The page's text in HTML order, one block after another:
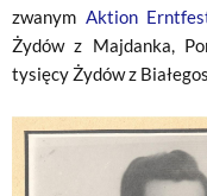
zwanym Aktion
Żydów z Majdanka,
tysięcy Żydów z